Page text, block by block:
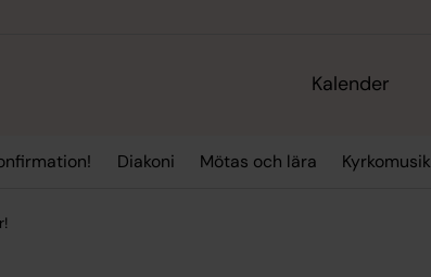
Kalender
Diakoni Mötas och lära Kyrkomusik